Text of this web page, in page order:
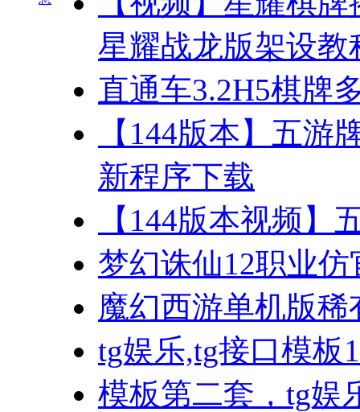
星耀战龙版架设教
直通车3.2H5棋牌
【144版本】五
新程序下载
【144版本视频】
梦幻诛仙12职业仿
魔幻西游单机版
tg娱乐,tg接口模板
模板第二套，tg娱